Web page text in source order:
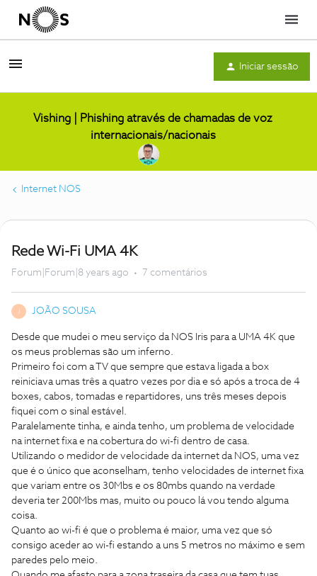
Menu
Iniciar sessão
Vishing | Phishing através de chamadas de voz
internacionais/nacionais
Internet NOS
Rede Wi-Fi UMA 4K
Forum|Forum|8 years ago 7 comentários
JOÃO SOUSA
Desde que mudei o meu serviço da NOS Iris para a UMA 4K que
os meus problemas são um inferno.
Primeiro foi com a TV que sempre que estava ligada a box
reiniciava umas três a quatro vezes por dia e só após a troca de 4
boxes, cabos, tomadas e repartidores, uns três meses depois
fiquei com o sinal estável.
Paralelamente tinha, e ainda tenho, um problema de velocidade
na internet fixa e na cobertura do wi-fi dentro de casa.
Utilizando o medidor de velocidade da internet da NOS, uma vez
que é o único que aconselham, tenho velocidades de internet fixa
que variam entre os 30Mbs e os 80mbs quando na verdade
deveria ter 200Mbs mas, muito ou pouco lá vou tendo alguma
coisa.
Quanto ao wi-fi é que o problema é maior, uma vez que só
consigo aceder ao wi-fi estando a uns 5 metros no máximo e sem
paredes pelo meio.